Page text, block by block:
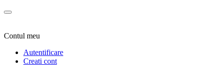
Contul meu
Autentificare
Creati cont